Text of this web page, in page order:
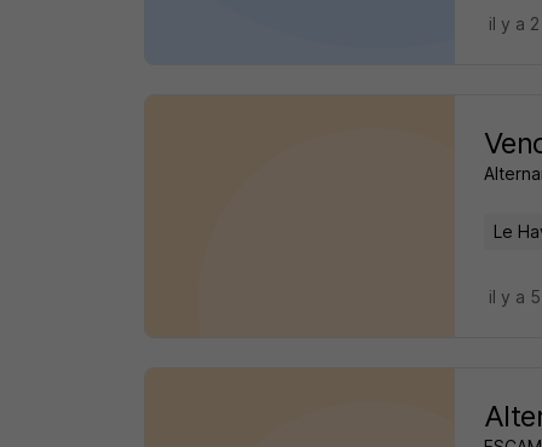
il y a
Le
il y a